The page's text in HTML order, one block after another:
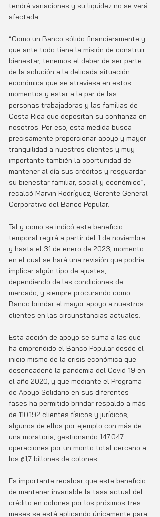
tendrá variaciones y su liquidez no se verá
afectada.
“Como un Banco sólido financieramente y
que ante todo tiene la misión de construir
bienestar, tenemos el deber de ser parte
de la solución a la delicada situación
económica que se atraviesa en estos
momentos y estar a la par de las
personas trabajadoras y las familias de
Costa Rica que depositan su confianza en
nosotros. Por eso, esta medida busca
precisamente proporcionar apoyo y mayor
tranquilidad a nuestros clientes y muy
importante también la oportunidad de
mantener al día sus créditos y resguardar
su bienestar familiar, social y económico”,
recalcó Marvin Rodríguez, Gerente General
Corporativo del Banco Popular.
Tal y como se indicó este beneficio
temporal regirá a partir del 1 de noviembre
y hasta el 31 de enero de 2023, momento
en el cual se hará una revisión que podría
implicar algún tipo de ajustes,
dependiendo de las condiciones de
mercado, y siempre procurando como
Banco brindar el mayor apoyo a nuestros
clientes en las circunstancias actuales.
Esta acción de apoyo se suma a las que
ha emprendido el Banco Popular desde el
inicio mismo de la crisis económica que
desencadenó la pandemia del Covid-19 en
el año 2020, y que mediante el Programa
de Apoyo Solidario en sus diferentes
fases ha permitido brindar respaldo a más
de 110.192 clientes físicos y jurídicos,
algunos de ellos por ejemplo con más de
una moratoria, gestionando 147.047
operaciones por un monto total cercano a
los ₡1,7 billones de colones.
Es importante recalcar que este beneficio
de mantener invariable la tasa actual del
crédito en colones por los próximos tres
meses se está aplicando únicamente para